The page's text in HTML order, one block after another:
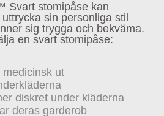
Svart stomipåse kan
sin personliga stil
sig trygga och bekväma.
en svart stomipåse:
ut
diskret under kläderna
deras garderob